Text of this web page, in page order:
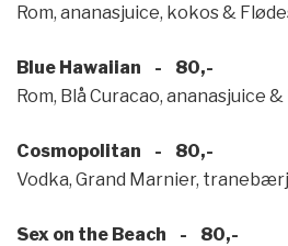
Rom, ananasjuice, kokos &
Blue Hawaiian - 80,-
Rom, Blå Curacao, ananasjuice
Cosmopolitan - 80,-
Vodka, Grand Marnier,
Sex on the Beach - 80,-